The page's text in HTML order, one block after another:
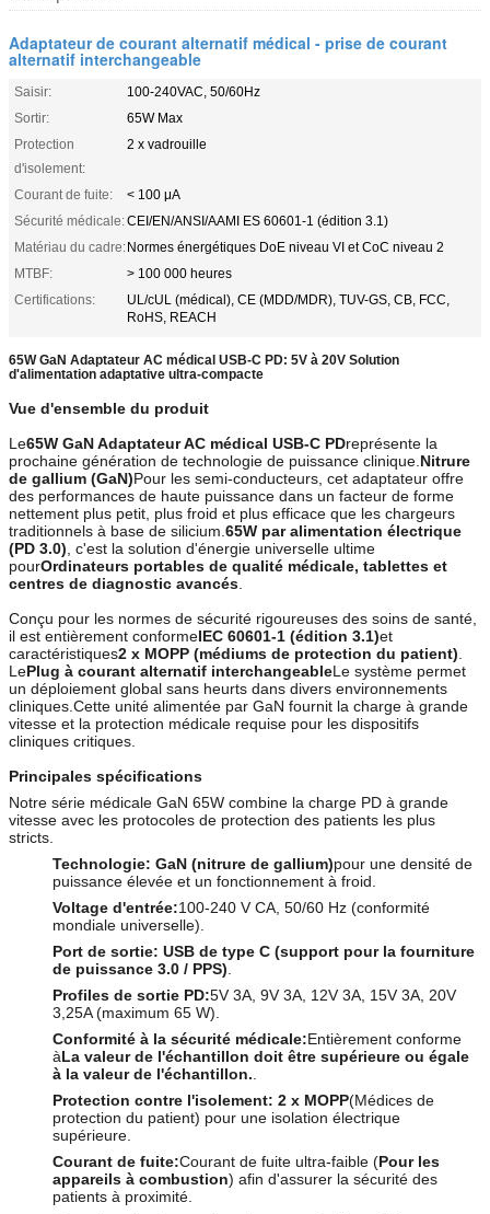
Adaptateur de courant alternatif médical - prise de courant
alternatif interchangeable
Saisir:
100-240VAC, 50/60Hz
Sortir:
65W Max
Protection
d'isolement:
2 x vadrouille
Courant de fuite:
< 100 μA
Sécurité médicale:CEI/EN/ANSI/AAMI ES 60601-1 (édition 3.1)
Matériau du cadre:Normes énergétiques DoE niveau VI et CoC niveau 2
MTBF:
> 100 000 heures
Certifications:
UL/cUL (médical), CE (MDD/MDR), TUV-GS, CB, FCC,
RoHS, REACH
65W GaN Adaptateur AC médical USB-C PD: 5V à 20V Solution
d'alimentation adaptative ultra-compacte
Vue d'ensemble du produit
Le65W GaN Adaptateur AC médical USB-C PDreprésente la
prochaine génération de technologie de puissance clinique. Nitrure
de gallium (GaN)Pour les semi-conducteurs, cet adaptateur offre
des performances de haute puissance dans un facteur de forme
nettement plus petit, plus froid et plus efficace que les chargeurs
traditionnels à base de silicium. 65W par alimentation électrique
(PD 3.0) , c'est la solution d'énergie universelle ultime
pourOrdinateurs portables de qualité médicale, tablettes et
centres de diagnostic avancés
Conçu pour les normes de sécurité rigoureuses des soins de santé,
il est entièrement conformeIEC 60601-1 (édition 3.1)et
caractéristiques2 x MOPP (médiums de protection du patient)
LePlug à courant alternatif interchangeableLe système permet
un déploiement global sans heurts dans divers environnements
cliniques.Cette unité alimentée par GaN fournit la charge à grande
vitesse et la protection médicale requise pour les dispositifs
cliniques critiques.
Principales spécifications
Notre série médicale GaN 65W combine la charge PD à grande
vitesse avec les protocoles de protection des patients les plus
stricts.
Technologie: GaN (nitrure de gallium)pour une densité de
puissance élevée et un fonctionnement à froid.
Voltage d'entrée:100-240 V CA, 50/60 Hz (conformité
mondiale universelle).
Port de sortie: USB de type C (support pour la fourniture
de puissance 3.0 / PPS)
Profiles de sortie PD:5V 3A, 9V 3A, 12V 3A, 15V 3A, 20V
3,25A (maximum 65 W).
Conformité à la sécurité médicale:Entièrement conforme
àLa valeur de l'échantillon doit être supérieure ou égale
à la valeur de l'échantillon.
Protection contre l'isolement: 2 x MOPP(Médices de
protection du patient) pour une isolation électrique
supérieure.
Courant de fuite:Courant de fuite ultra-faible (Pour les
appareils à combustion) afin d'assurer la sécurité des
patients à proximité.